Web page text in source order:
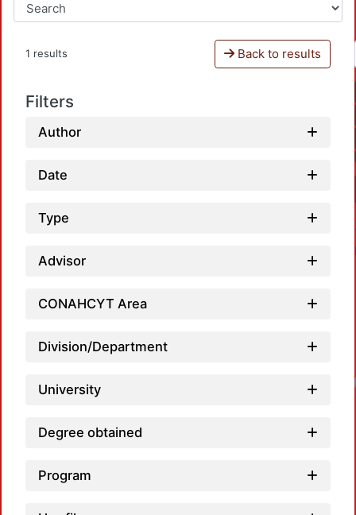
1 results Back to results
Filters
Author
Date
Type
Advisor
CONAHCYT Area
Division/Department
University
Degree obtained
Program